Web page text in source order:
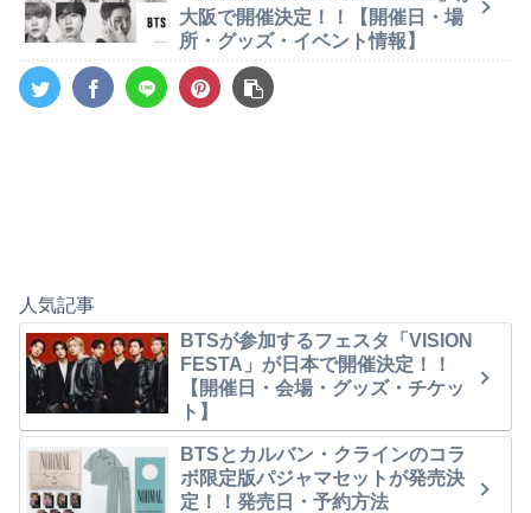
大阪で開催決定！！【開催日・場
所・グッズ・イベント情報】
人気記事
BTSが参加するフェスタ「VISION
FESTA」が日本で開催決定！！
【開催日・会場・グッズ・チケッ
ト】
BTSとカルバン・クラインのコラ
ボ限定版パジャマセットが発売決
定！！発売日・予約方法